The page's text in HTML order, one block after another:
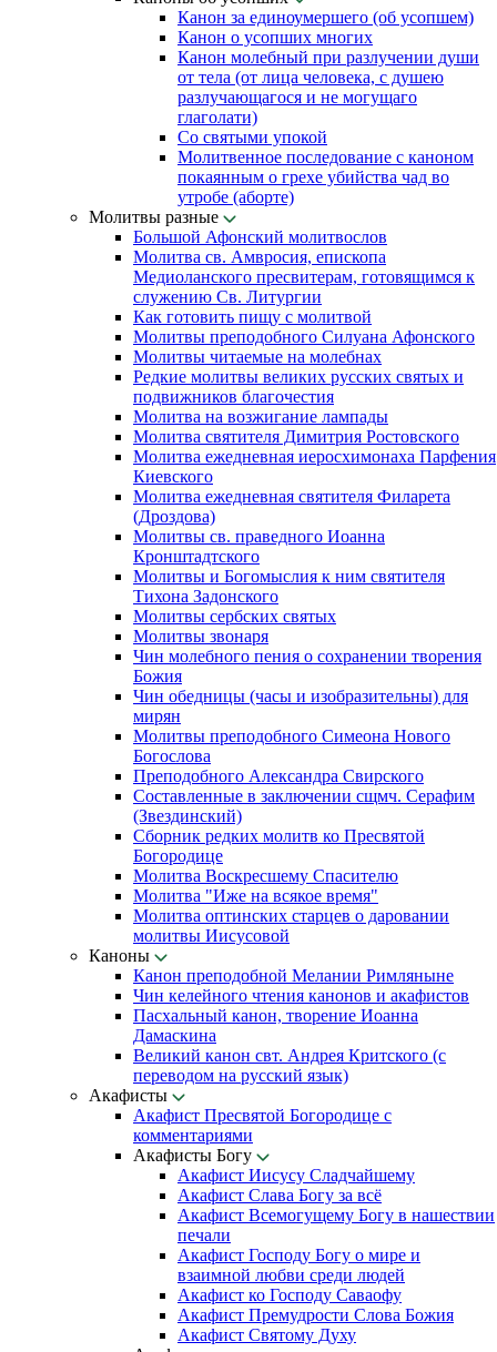
Канон за единоумершего (об усопшем)
Канон о усопших многих
Канон молебный при разлучении души
от тела (от лица человека, с душею
разлучающагося и не могущаго
глаголати)
Со святыми упокой
Молитвенное последование с каноном
покаянным о грехе убийства чад во
утробе (аборте)
Молитвы разные
Большой Афонский молитвослов
Молитва св. Амвросия, епископа
Медиоланского пресвитерам, готовящимся к
служению Св. Литургии
Как готовить пищу с молитвой
Молитвы преподобного Силуана Афонского
Молитвы читаемые на молебнах
Редкие молитвы великих русских святых и
подвижников благочестия
Молитва на возжигание лампады
Молитва святителя Димитрия Ростовского
Молитва ежедневная иеросхимонаха Парфения
Киевского
Молитва ежедневная святителя Филарета
(Дроздова)
Молитвы св. праведного Иоанна
Кронштадтского
Молитвы и Богомыслия к ним святителя
Тихона Задонского
Молитвы сербских святых
Молитвы звонаря
Чин молебного пения о сохранении творения
Божия
Чин обедницы (часы и изобразительны) для
мирян
Молитвы преподобного Симеона Нового
Богослова
Преподобного Александра Свирского
Составленные в заключении сщмч. Серафим
(Звездинский)
Сборник редких молитв ко Пресвятой
Богородице
Молитва Воскресшему Спасителю
Молитва "Иже на всякое время"
Молитва оптинских старцев о даровании
молитвы Иисусовой
Каноны
Канон преподобной Мелании Римляныне
Чин келейного чтения канонов и акафистов
Пасхальный канон, творение Иоанна
Дамаскина
Великий канон свт. Андрея Критского (с
переводом на русский язык)
Акафисты
Акафист Пресвятой Богородице с
комментариями
Акафисты Богу
Акафист Иисусу Сладчайшему
Акафист Слава Богу за всё
Акафист Всемогущему Богу в нашествии
печали
Акафист Господу Богу о мире и
взаимной любви среди людей
Акафист ко Господу Саваофу
Акафист Премудрости Слова Божия
Акафист Святому Духу